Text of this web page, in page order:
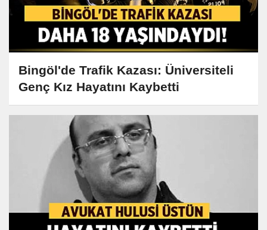
Bingöl'de Trafik Kazası: Üniversiteli
Genç Kız Hayatını Kaybetti